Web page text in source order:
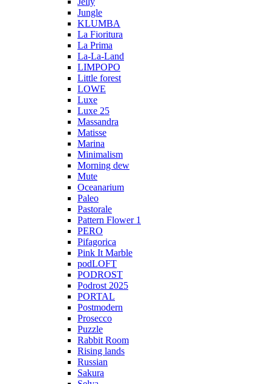
Jungle
KLUMBA
La Fioritura
La Prima
La-La-Land
LIMPOPO
Little forest
LOWE
Luxe
Luxe 25
Massandra
Matisse
Marina
Minimalism
Morning dew
Mute
Oceanarium
Paleo
Pastorale
Pattern Flower 1
PERO
Pifagorica
Pink It Marble
podLOFT
PODROST
Podrost 2025
PORTAL
Postmodern
Prosecco
Puzzle
Rabbit Room
Rising lands
Russian
Sakura